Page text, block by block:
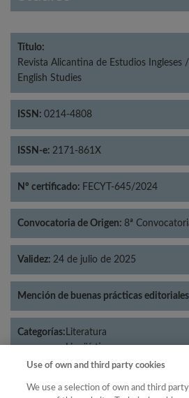
Título:
Revista Alicantina de Estudios Ingleses
English Studies
ISSN: 0214-4808
ISSN-e: 2171-861X
Nº certificado: FECYT-645/2024
Convocatoria de Origen: 8ª
Validez: 24 de julio de 2025
Mención de buenas prácticas
Categorías: Literatura
Lingüística
Use of own and third party cookies
We use a selection of own and third